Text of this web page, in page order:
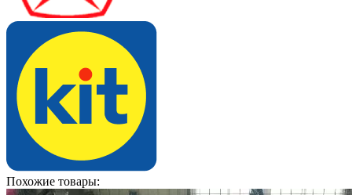
Похожие товары: